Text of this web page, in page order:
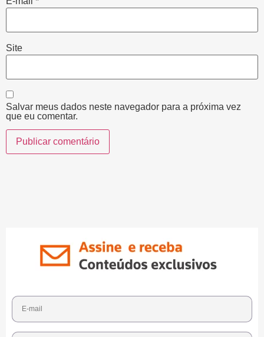
Site
Salvar meus dados neste navegador para a próxima vez
que eu comentar.